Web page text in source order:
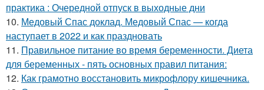
практика : Очередной отпуск в выходные дни
10. Медовый Спас доклад. Медовый Спас — когда
наступает в 2022 и как праздновать
11. Правильное питание во время беременности. Диета
для беременных - пять основных правил питания:
12. Как грамотно восстановить микрофлору кишечника.